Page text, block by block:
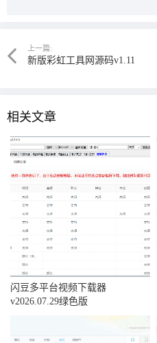
上一篇:
新版彩虹工具网源码v1.11
相关文章
闪豆多平台视频下载器
v2026.07.29绿色版